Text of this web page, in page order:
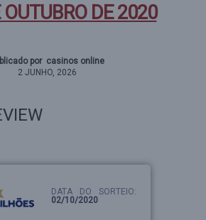
OUTUBRO DE 2020
por casinos online
2 JUNHO, 2026
DATA DO SORTEIO:
02/10/2020